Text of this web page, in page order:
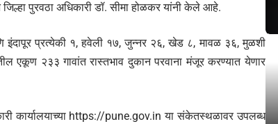
पुरवठा अधिकारी डॉ. सीमा होळकर यांनी केले आहे.
इंदापूर प्रत्येकी १, हवेली १७, जुन्नर २६, खेड ८, मावळ ३६, मुळशी
एकूण २३३ गावांत रास्तभाव दुकान परवाना मंजूर करण्यात येणार
कार्यालयाच्या https://pune.gov.in या संकेतस्थळावर उपलब्ध